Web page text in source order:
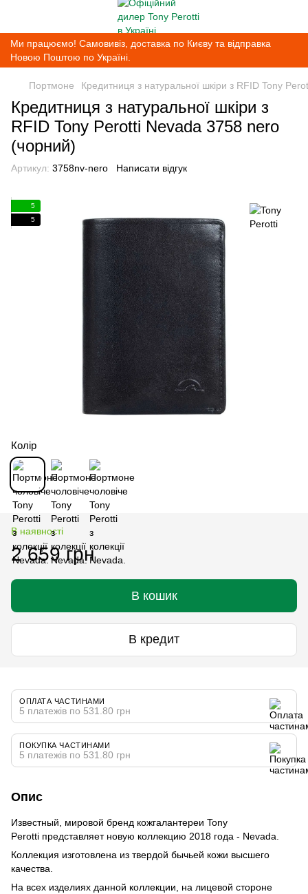
Ми працюємо! Самовивіз, доставка по Києву та відправка
Новою Поштою по Україні.
Портмоне Кредитниця з натуральної шкіри з RFID Tony
Кредитниця з натуральної шкіри з
RFID Tony Perotti Nevada 3758 nero
(чорний)
Артикул: 3758nv-nero Написати відгук
5
5
Колір
В наявності
2 659 грн
В кошик
В кредит
ОПЛАТА ЧАСТИНАМИ
5 платежів по 531.80 грн
ПОКУПКА ЧАСТИНАМИ
5 платежів по 531.80 грн
Опис
Известный, мировой бренд кожгалантереи Tony
Perotti представляет новую коллекцию 2018 года - Nevada.
Коллекция изготовлена из твердой бычьей кожи высшего
качества.
На всех изделиях данной коллекции, на лицевой стороне